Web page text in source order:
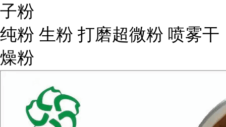
子粉
纯粉 生粉 打磨超微粉 喷雾干
燥粉